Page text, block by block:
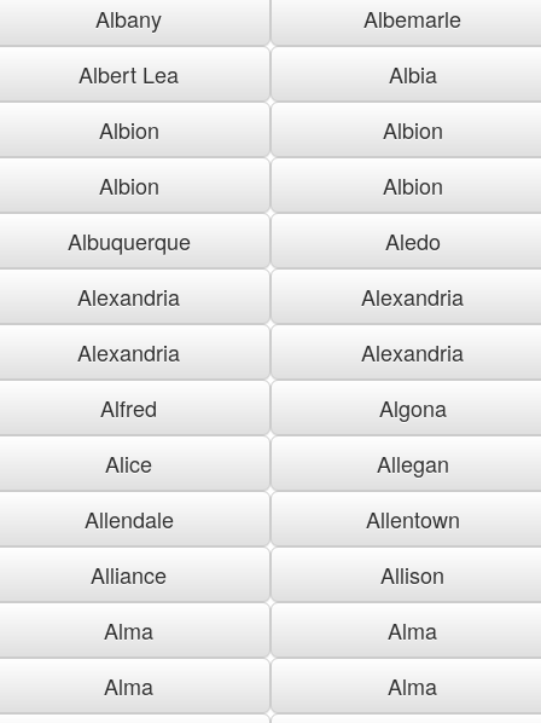
Albany
Albemarle
Albert Lea
Albia
Albion
Albion
Albion
Albion
Albuquerque
Aledo
Alexandria
Alexandria
Alexandria
Alexandria
Alfred
Algona
Alice
Allegan
Allendale
Allentown
Alliance
Allison
Alma
Alma
Alma
Alma